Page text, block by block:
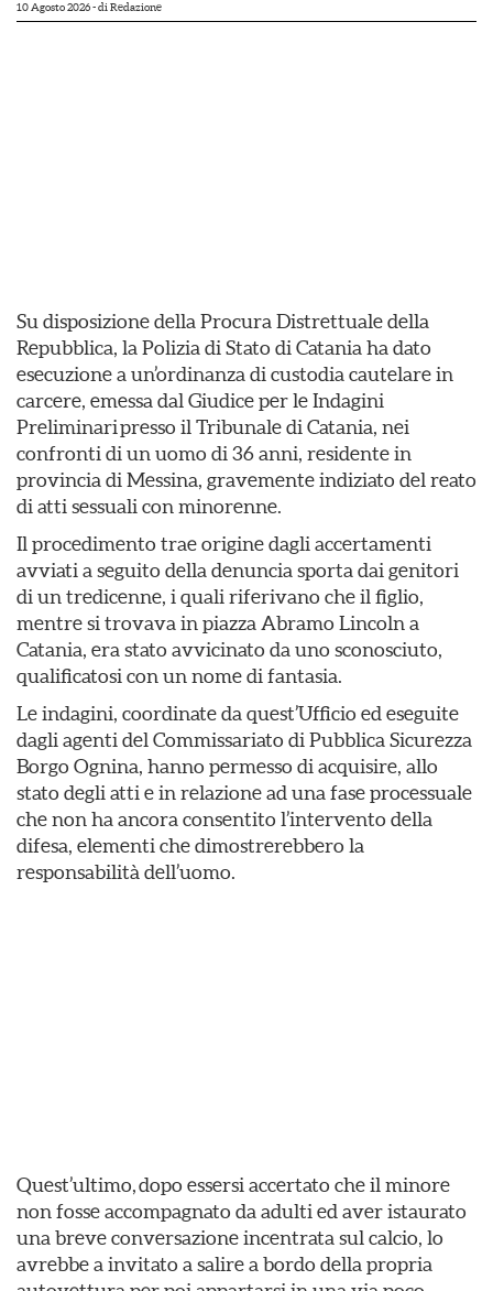
10 Agosto 2026- di Redazione
Su disposizione della Procura Distrettuale della
Repubblica, la Polizia di Stato di Catania ha dato
esecuzione a un’ordinanza di custodia cautelare in
carcere, emessa dal Giudice per le Indagini
Preliminari presso il Tribunale di Catania, nei
confronti di un uomo di 36 anni, residente in
provincia di Messina, gravemente indiziato del reato
di atti sessuali con minorenne.
Il procedimento trae origine dagli accertamenti
avviati a seguito della denuncia sporta dai genitori
di un tredicenne, i quali riferivano che il figlio,
mentre si trovava in piazza Abramo Lincoln a
Catania, era stato avvicinato da uno sconosciuto,
qualificatosi con un nome di fantasia.
Le indagini, coordinate da quest’Ufficio ed eseguite
dagli agenti del Commissariato di Pubblica Sicurezza
Borgo Ognina, hanno permesso di acquisire, allo
stato degli atti e in relazione ad una fase processuale
che non ha ancora consentito l’intervento della
difesa, elementi che dimostrerebbero la
responsabilità dell’uomo.
Quest’ultimo, dopo essersi accertato che il minore
non fosse accompagnato da adulti ed aver istaurato
una breve conversazione incentrata sul calcio, lo
avrebbe a invitato a salire a bordo della propria